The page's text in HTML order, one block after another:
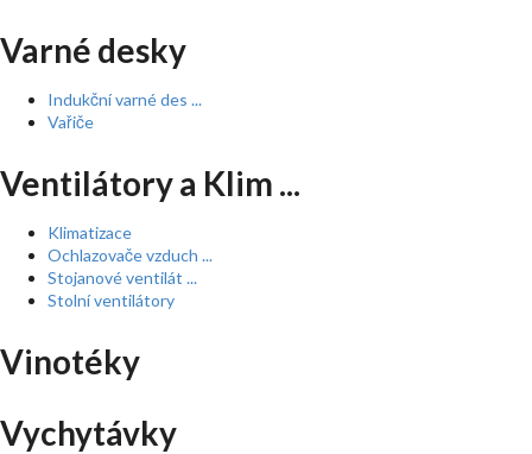
Varné desky
Indukční varné des ...
Vařiče
Ventilátory a Klim ...
Klimatizace
Ochlazovače vzduch ...
Stojanové ventilát ...
Stolní ventilátory
Vinotéky
Vychytávky